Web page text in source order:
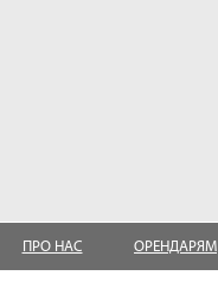
ПРО НАС ОРЕНДАРЯМ